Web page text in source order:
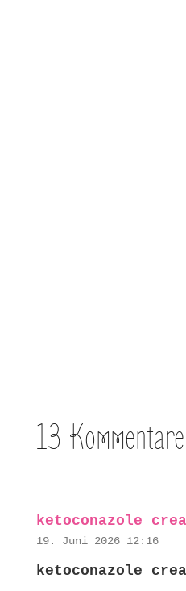
13 Kommentare
ketoconazole
19. Juni 2026 12:16
ketoconazole